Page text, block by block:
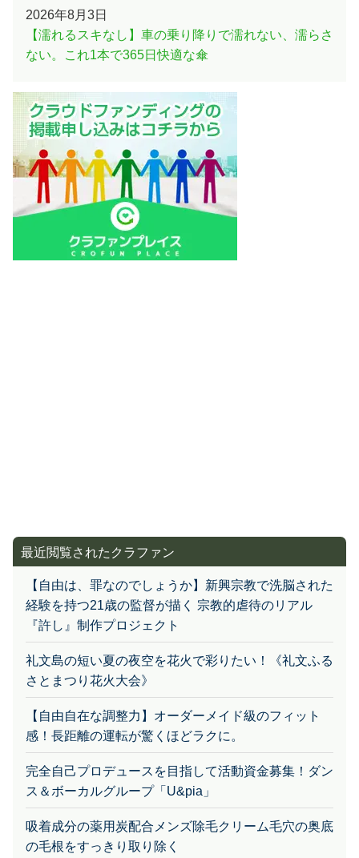
2026年8月3日
【濡れるスキなし】車の乗り降りで濡れない、濡らさ
ない。これ1本で365日快適な傘
【自由は、罪なのでしょうか】新興宗教で洗脳された
経験を持つ21歳の監督が描く 宗教的虐待のリアル
『許し』制作プロジェクト
礼文島の短い夏の夜空を花火で彩りたい！《礼文ふる
さとまつり花火大会》
【自由自在な調整力】オーダーメイド級のフィット
感！長距離の運転が驚くほどラクに。
完全自己プロデュースを目指して活動資金募集！ダン
ス＆ボーカルグループ「U&pia」
吸着成分の薬用炭配合メンズ除毛クリーム毛穴の奥底
の毛根をすっきり取り除く